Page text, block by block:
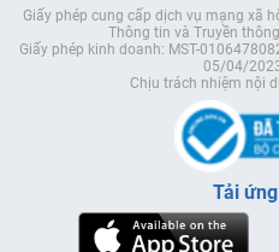
Giấy phép cung cấp dịch vụ mạng xã
Thông tin và Truyền
Giấy phép kinh doanh: MST-
05/04/
Chịu trách nhiệm nội
Tải